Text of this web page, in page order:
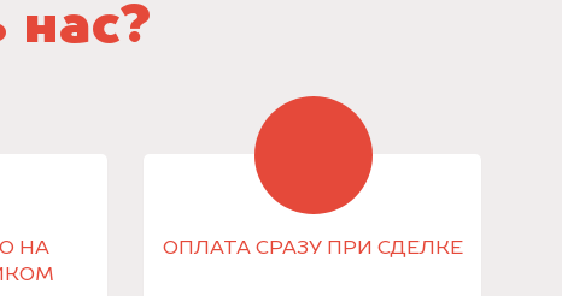
нас?
НА
ОПЛАТА СРАЗУ ПРИ СДЕЛКЕ